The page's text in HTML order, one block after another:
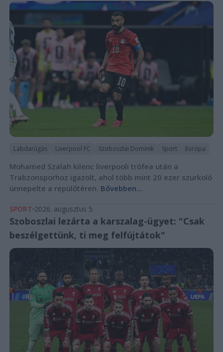
Labdarúgás Liverpool FC Szoboszlai Dominik Sport Európa
Mohamed Szalah kilenc liverpooli trófea után a
Trabzonsporhoz igazolt, ahol több mint 20 ezer szurkoló
ünnepelte a repülőtéren. Bővebben...
SPORT 2026. augusztus 5.
Szoboszlai lezárta a karszalag-ügyet: "Csak
beszélgettünk, ti meg felfújtátok"